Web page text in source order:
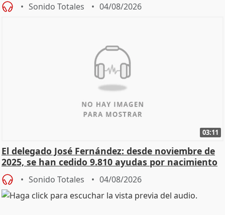
Sonido Totales 04/08/2026
03:11
El delegado José Fernández: desde noviembre de
2025, se han cedido 9.810 ayudas por nacimiento
Sonido Totales 04/08/2026